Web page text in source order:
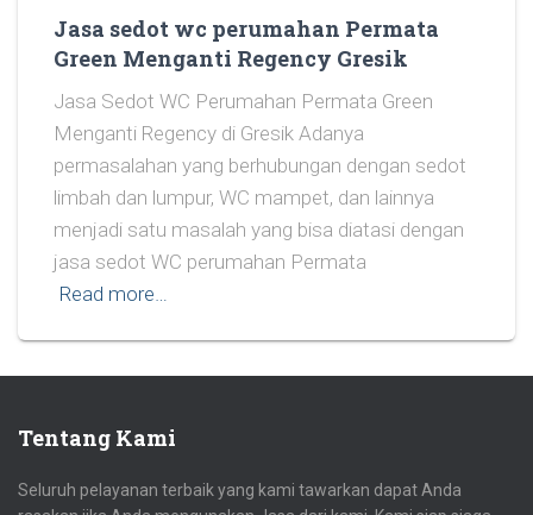
Jasa sedot wc perumahan Permata
Green Menganti Regency Gresik
Jasa Sedot WC Perumahan Permata Green
Menganti Regency di Gresik Adanya
permasalahan yang berhubungan dengan sedot
limbah dan lumpur, WC mampet, dan lainnya
menjadi satu masalah yang bisa diatasi dengan
jasa sedot WC perumahan Permata
Read more…
Tentang Kami
Seluruh pelayanan terbaik yang kami tawarkan dapat Anda